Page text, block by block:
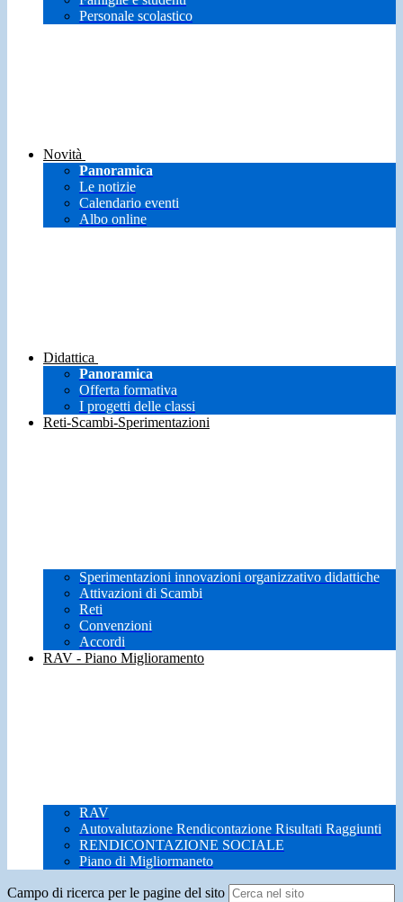
Personale scolastico
Novità
Panoramica
Le notizie
Calendario eventi
Albo online
Didattica
Panoramica
Offerta formativa
I progetti delle classi
Reti-Scambi-Sperimentazioni
Sperimentazioni innovazioni organizzativo didattiche
Attivazioni di Scambi
Reti
Convenzioni
Accordi
RAV - Piano Miglioramento
RAV
Autovalutazione Rendicontazione Risultati Raggiunti
RENDICONTAZIONE SOCIALE
Piano di Migliormaneto
Campo di ricerca per le pagine del sito